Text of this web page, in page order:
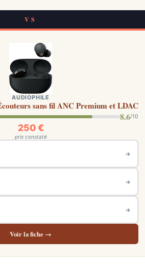
VS
AUDIOPHILE
sans fil ANC Premium et LDAC
8.6/10
250 €
prix constaté
→
→
→
Voir la fiche →